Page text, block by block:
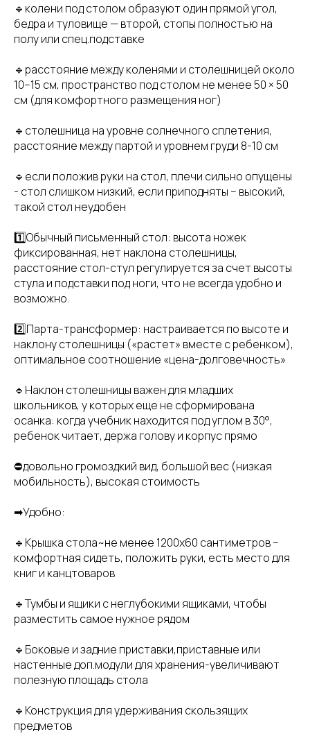
🔹колени под столом образуют один прямой угол,
бедра и туловище — второй, стопы полностью на
полу или спец.подставке
🔹расстояние между коленями и столешницей около
10–15 см, пространство под столом не менее 50 × 50
см (для комфортного размещения ног)
🔹столешница на уровне солнечного сплетения,
расстояние между партой и уровнем груди 8-10 см
🔹если положив руки на стол, плечи сильно опущены
- стол слишком низкий, если приподняты – высокий,
такой стол неудобен
1️⃣Обычный письменный стол: высота ножек
фиксированная, нет наклона столешницы,
расстояние стол-стул регулируется за счет высоты
стула и подставки под ноги, что не всегда удобно и
возможно.
2️⃣Парта-трансформер: настраивается по высоте и
наклону столешницы («растет» вместе с ребенком),
оптимальное соотношение «цена-долговечность»
🔹Наклон столешницы важен для младших
школьников, у которых еще не сформирована
осанка: когда учебник находится под углом в 30°,
ребенок читает, держа голову и корпус прямо
⛔довольно громоздкий вид, большой вес (низкая
мобильность), высокая стоимость
➡Удобно:
🔹Крышка стола~не менее 1200х60 сантиметров –
комфортная сидеть, положить руки, есть место для
книг и канцтоваров
🔹Тумбы и ящики с неглубокими ящиками, чтобы
разместить самое нужное рядом
🔹Боковые и задние приставки,приставные или
настенные доп.модули для хранения-увеличивают
полезную площадь стола
🔹Конструкция для удерживания скользящих
предметов